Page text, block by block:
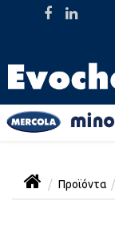
Προϊόντα